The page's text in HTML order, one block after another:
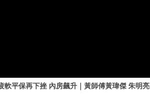
軟平保再下挫 內房飆升｜黃師傅黃瑋傑 朱明亮